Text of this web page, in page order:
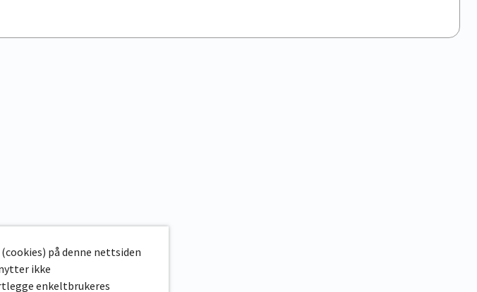
på denne nettsiden
ikke
enkeltbrukeres